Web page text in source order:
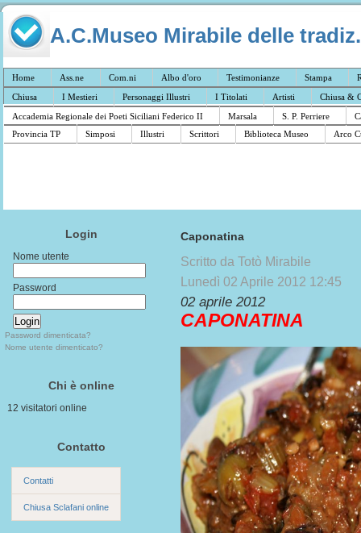
A.C.Museo Mirabile delle
Home Ass.ne Com.ni Albo d'oro Testimonianze Stampa
Chiusa
I Mestieri Personaggi Illustri I Titolati Artisti
Chiusa &
Accademia Regionale dei Poeti Siciliani Federico II
Marsala S. P. Perriere
Provincia TP
Simposi Illustri Scrittori Biblioteca Museo Arco
Login
Nome utente
Password
Password dimenticata?
Nome utente dimenticato?
Chi è online
12 visitatori online
Contatto
Contatti
Chiusa Sclafani online
Caponatina
Scritto da Totò Mirabile
Lunedì 02 Aprile 2012 12:45
‎02 aprile 2012
CAPONATINA